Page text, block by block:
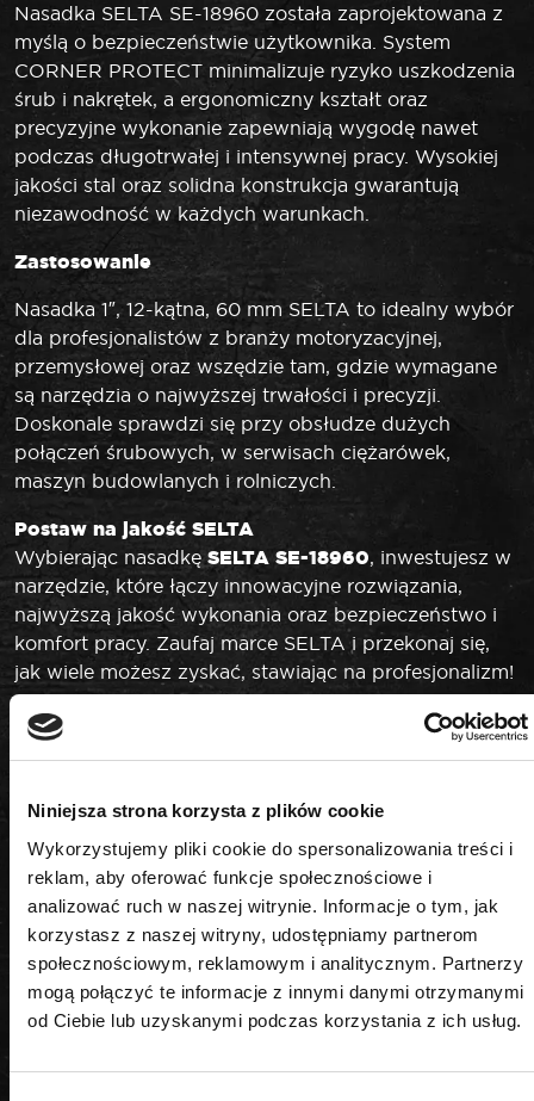
Niniejsza strona korzysta z plików cookie
Wykorzystujemy pliki cookie do spersonalizowania treści i
reklam, aby oferować funkcje społecznościowe i
analizować ruch w naszej witrynie. Informacje o tym, jak
korzystasz z naszej witryny, udostępniamy partnerom
społecznościowym, reklamowym i analitycznym. Partnerzy
mogą połączyć te informacje z innymi danymi otrzymanymi
od Ciebie lub uzyskanymi podczas korzystania z ich usług.
Nasadka SELTA SE-18960 została zaprojektowana z
myślą o bezpieczeństwie użytkownika. System
CORNER PROTECT minimalizuje ryzyko uszkodzenia
śrub i nakrętek, a ergonomiczny kształt oraz
precyzyjne wykonanie zapewniają wygodę nawet
podczas długotrwałej i intensywnej pracy. Wysokiej
jakości stal oraz solidna konstrukcja gwarantują
niezawodność w każdych warunkach.
Zastosowanie
Nasadka 1″, 12-kątna, 60 mm SELTA to idealny wybór
dla profesjonalistów z branży motoryzacyjnej,
przemysłowej oraz wszędzie tam, gdzie wymagane
są narzędzia o najwyższej trwałości i precyzji.
Doskonale sprawdzi się przy obsłudze dużych
połączeń śrubowych, w serwisach ciężarówek,
maszyn budowlanych i rolniczych.
Postaw na jakość SELTA
Wybierając nasadkęSELTA SE-18960, inwestujesz w
narzędzie, które łączy innowacyjne rozwiązania,
najwyższą jakość wykonania oraz bezpieczeństwo i
komfort pracy. Zaufaj marce SELTA i przekonaj się,
jak wiele możesz zyskać, stawiając na profesjonalizm!
DANE TECHNICZNE
12-kątny
Napęd
1"